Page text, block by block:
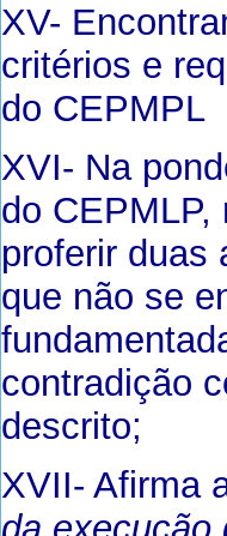
XV-
critérios e
do CEPMPL
XVI- Na
do
proferir duas
que não se
contradição
descrito;
XVII- Afirma